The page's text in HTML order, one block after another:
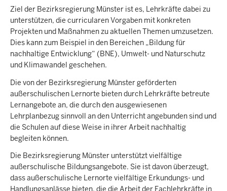
Ziel der Bezirksregierung Münster ist es, Lehrkräfte dabei zu
unterstützen, die curricularen Vorgaben mit konkreten
Projekten und Maßnahmen zu aktuellen Themen umzusetzen.
Dies kann zum Beispiel in den Bereichen „Bildung für
nachhaltige Entwicklung“ (BNE), Umwelt- und Naturschutz
und Klimawandel geschehen.
Die von der Bezirksregierung Münster geförderten
außerschulischen Lernorte bieten durch Lehrkräfte betreute
Lernangebote an, die durch den ausgewiesenen
Lehrplanbezug sinnvoll an den Unterricht angebunden sind und
die Schulen auf diese Weise in ihrer Arbeit nachhaltig
begleiten können.
Die Bezirksregierung Münster unterstützt vielfältige
außerschulische Bildungsangebote. Sie ist davon überzeugt,
dass außerschulische Lernorte vielfältige Erkundungs- und
Handlungsanlässe bieten, die die Arbeit der Fachlehrkräfte in